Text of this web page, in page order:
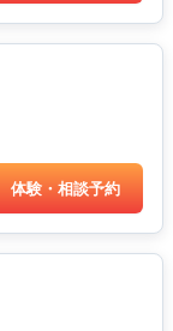
体験・相談予約